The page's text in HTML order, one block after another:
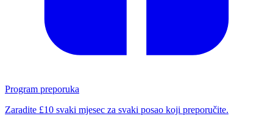
Program preporuka
Zaradite £10 svaki mjesec za svaki posao koji preporučite.